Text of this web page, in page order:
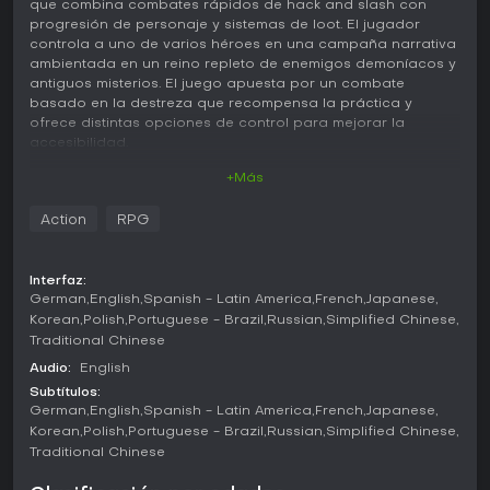
que combina combates rápidos de hack and slash con
progresión de personaje y sistemas de loot. El jugador
controla a uno de varios héroes en una campaña narrativa
ambientada en un reino repleto de enemigos demoníacos y
antiguos misterios. El juego apuesta por un combate
basado en la destreza que recompensa la práctica y
ofrece distintas opciones de control para mejorar la
accesibilidad.
básicas, pero se vuelve más exigente a medida que
aumentan la densidad de enemigos y la complejidad de sus
patrones. Cada héroe dispone de su propio árbol de
habilidades, lo que invita a probar distintas
configuraciones. El botín obtenido de los enemigos
derrotados se utiliza en el sistema de forja y reforging a
través de la Drevna Kutia, permitiendo mejorar armas y
armaduras. Los bonos de conjunto vinculados a las
Schools of Magic otorgan poder adicional cuando se
y Fabled destacan por sus efectos especiales. La
+Más
Action RPG
Interfaz:
German English Spanish - Latin America French Japanese
Korean Polish Portuguese - Brazil Russian Simplified Chinese
Traditional Chinese
Audio:
English
Subtítulos:
German English Spanish - Latin America French Japanese
Korean Polish Portuguese - Brazil Russian Simplified Chinese
Traditional Chinese